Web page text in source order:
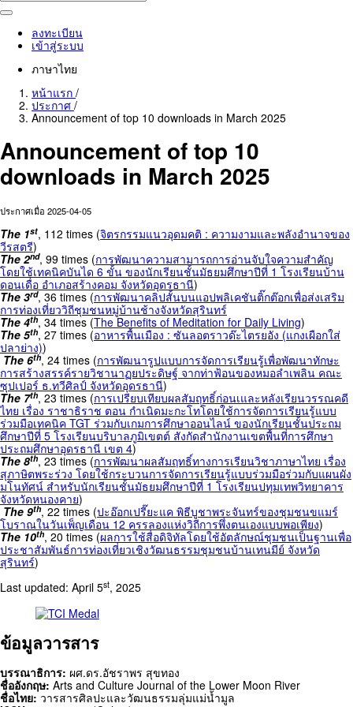
ลงทะเบียน
เข้าสู่ระบบ
ภาษาไทย
หน้าแรก /
ประกาศ /
Announcement of top 10 downloads in March 2025
Announcement of top 10
downloads in March 2025
ประกาศเมื่อ 2025-04-05
The 1st, 112 times (จิตรกรรมแนวอุดมคติ : ความงามและพลังอำนาจของ
วีรสตรี)
The 2nd, 99 times (การพัฒนาความสามารถการอ่านจับใจความสำคัญ
โดยใช้เทคนิคบันได 6 ขั้น ของนักเรียนชั้นมัธยมศึกษาปีที่ 1 โรงเรียนบ้าน
ดอนเดื่อ อำเภอสร้างคอม จังหวัดอุดรธานี)
The 3rd, 36 times (การพัฒนาคลิปสั้นบนแอปพลิเคชันติ๊กต๊อกเพื่อส่งเสริม
การท่องเที่ยววิถีชุมชนหมู่บ้านช้างจังหวัดสุรินทร์
The 4th, 34 times (The Benefits of Meditation for Daily Living)
The 5th, 27 times (อาหารพื้นเมือง : ซันลอตราวด๊ะไตรยอัง (แกงเผือกใส่
ปลาย่าง))
The 6th, 24 times (การพัฒนารูปแบบการจัดการเรียนรู้เพื่อพัฒนาทักษะ
การสร้างสรรค์รายวิชานาฏยประดิษฐ์ จากท่าฟ้อนของหมอลำเพลิน คณะ
ซุปเปอร์ ธ.ทวีศิลป์ จังหวัดอุดรธานี)
The 7th, 23 times (การเปรียบเทียบผลสัมฤทธิ์ก่อนเและหลังเรียนวรรณคดี
ไทย เรื่อง ราชาธิราช ตอน กำเนิดมะกะโทโดยใช้การจัดการเรียนรู้แบบ
ร่วมมือเทคนิค TGT ร่วมกับเกมการศึกษาออนไลน์ ของนักเรียนชั้นประถม
ศึกษาปีที่ 5 โรงเรียนบริบาลภูมิเขตต์ สังกัดสำนักงานเขตพื้นที่การศึกษา
ประถมศึกษาอุดรธานี เขต 4)
The 8th, 23 times (การพัฒนาผลสัมฤทธิ์ทางการเรียนวิชาภาษาไทย เรื่อง
สุภาษิตพระร่วง โดยใช้กระบวนการจัดการเรียนรู้แบบร่วมมือร่วมกับแผนผัง
มโนทัศน์ สำหรับนักเรียนชั้นมัธยมศึกษาปีที่ 1 โรงเรียนปทุมเทพวิทยาคาร
จังหวัดหนองคาย)
The 9th, 22 times (ปะอ๊อกเปรี๊ยะแค พิธีบูชาพระจันทร์ของชุมชนขแมร์
โบราณในวันเพ็ญเดือน 12 ครรลองแห่งวิถีการพึ่งตนเองแบบพอเพียง)
The 10th, 20 times (ผลการใช้สื่อดิจิทัลโดยใช้อัตลักษณ์ชุมชนเป็นฐานเพื่อ
ประชาสัมพันธ์การท่องเที่ยวเชิงวัฒนธรรมชุมชนบ้านเทนมีย์ จังหวัด
สุรินทร์)
Last updated: April 5st, 2025
ข้อมูลวารสาร
บรรณาธิการ: ผศ.ดร.อัชราพร สุขทอง
ชื่ออังกฤษ: Arts and Culture Journal of the Lower Moon River
ชื่อไทย:วารสารศิลปะและวัฒนธรรมลุ่มแม่น้ำมูล